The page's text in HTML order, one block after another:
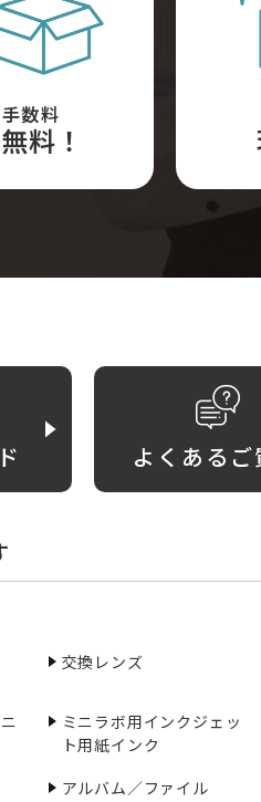
数料
料！
よくあるご
交換レンズ
ミニラボ用インクジェッ
ト用紙インク
アルバム／ファイル